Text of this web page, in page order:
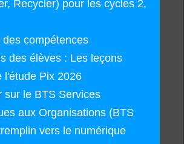
Recycler) pour les cycles 2,
des compétences
des élèves : Les leçons
l'étude Pix 2026
sur le BTS Services
aux Organisations (BTS
vers le numérique